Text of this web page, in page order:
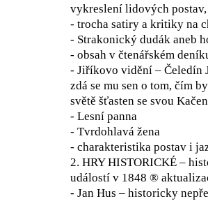
vykreslení lidových
- trocha satiry a kritiky na
- Strakonický dudák aneb
- obsah v čtenářském
- Jiříkovo vidění – Čeledín
zdá se mu sen o tom, čím
světě šťasten se svou
- Lesní panna
- Tvrdohlavá žena
- charakteristika postav i
2. HRY HISTORICKÉ –
událostí v 1848 ®
- Jan Hus – historicky